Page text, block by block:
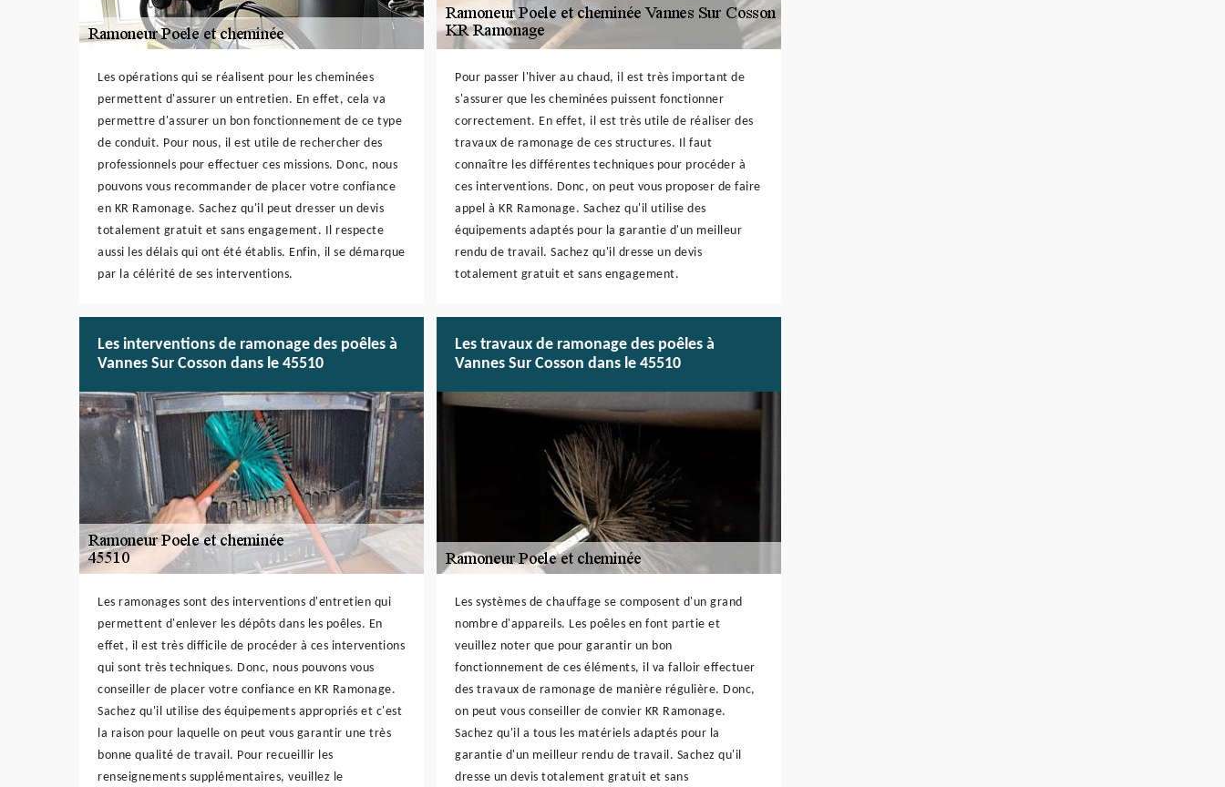
Les opérations qui se réalisent pour les cheminées
permettent d'assurer un entretien. En effet, cela va
permettre d'assurer un bon fonctionnement de ce type
de conduit. Pour nous, il est utile de rechercher des
professionnels pour effectuer ces missions. Donc, nous
pouvons vous recommander de placer votre confiance
en KR Ramonage. Sachez qu'il peut dresser un devis
totalement gratuit et sans engagement. Il respecte
aussi les délais qui ont été établis. Enfin, il se démarque
par la célérité de ses interventions.
Pour passer l'hiver au chaud, il est très important de
s'assurer que les cheminées puissent fonctionner
correctement. En effet, il est très utile de réaliser des
travaux de ramonage de ces structures. Il faut
connaître les différentes techniques pour procéder à
ces interventions. Donc, on peut vous proposer de faire
appel à KR Ramonage. Sachez qu'il utilise des
équipements adaptés pour la garantie d'un meilleur
rendu de travail. Sachez qu'il dresse un devis
totalement gratuit et sans engagement.
Les interventions de ramonage des poêles à
Vannes Sur Cosson dans le 45510
Les ramonages sont des interventions d'entretien qui
permettent d'enlever les dépôts dans les poêles. En
effet, il est très difficile de procéder à ces interventions
qui sont très techniques. Donc, nous pouvons vous
conseiller de placer votre confiance en KR Ramonage.
Sachez qu'il utilise des équipements appropriés et c'est
la raison pour laquelle on peut vous garantir une très
bonne qualité de travail. Pour recueillir les
renseignements supplémentaires, veuillez le
Les travaux de ramonage des poêles à
Vannes Sur Cosson dans le 45510
Les systèmes de chauffage se composent d'un grand
nombre d'appareils. Les poêles en font partie et
veuillez noter que pour garantir un bon
fonctionnement de ces éléments, il va falloir effectuer
des travaux de ramonage de manière régulière. Donc,
on peut vous conseiller de convier KR Ramonage.
Sachez qu'il a tous les matériels adaptés pour la
garantie d'un meilleur rendu de travail. Sachez qu'il
dresse un devis totalement gratuit et sans